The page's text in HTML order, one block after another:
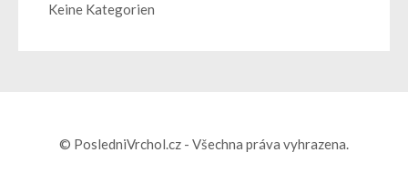
Keine Kategorien
© PosledniVrchol.cz - Všechna práva vyhrazena.